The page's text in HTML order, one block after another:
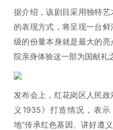
据介绍，该剧目采用独特
的表现方式，将呈现一台
级的份量本身就是最大的
院亲身体验这一部为国献礼
发布会上，红花岗区人民
义1935》打造情况，表
地“传承红色基因、讲好遵